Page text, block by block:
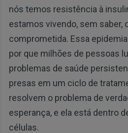
nós temos resistência à
estamos vivendo, sem saber,
comprometida. Essa
por que milhões de pessoas
problemas de saúde
presas em um ciclo de
resolvem o problema de
esperança, e ela está dentro
células.